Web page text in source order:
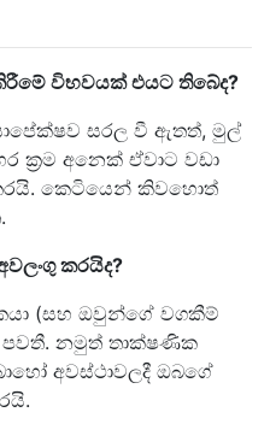
විභවයක් එයට තිබේද?
සරල වී ඇතත්, මුල්
ක්‍රම අනෙක් ඒවාට වඩා
කෙටියෙන් කිවහොත්
කරයිද?
(සහ ඔවුන්ගේ වගකීම්
පවතී. නමුත් තාක්ෂණික
අවස්ථාවලදී ඔබගේ